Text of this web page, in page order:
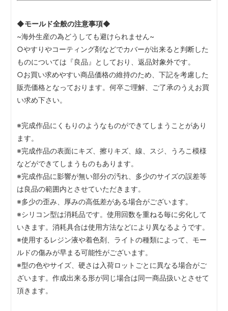
◆モールド全般の注意事項◆
~海外生産の為どうしても避けられません~
○やすりやコーティング剤などでカバーが出来ると判断した
ものについては『良品』としており、返品対象外です。
○お買い求めやすい商品価格の維持のため、下記を考慮した
販売価格となっております。何卒ご理解、ご了承のうえお買
い求め下さい。
※完成作品にくもりのようなものができてしまうことがあり
ます。
※完成作品の表面にキズ、擦りキズ、線、スジ、うろこ模様
などができてしまうものもあります。
※完成作品に影響が無い部分の汚れ、多少のサイズの誤差等
は良品の範囲内とさせていただきます。
※多少の歪み、厚みの高低差がある場合がございます。
※シリコン型は消耗品です。使用回数を重ねる毎に劣化して
いきます。消耗具合は使用方法などにより異なるようです。
※使用するレジン液や着色剤、ライトの種類によって、モー
ルドの傷みが早まる可能性がございます。
※型の色やサイズ、硬さは入荷ロットごとに異なる場合がご
ざいます。作成出来る形が同じ場合は同一商品扱いとさせて
頂きます。